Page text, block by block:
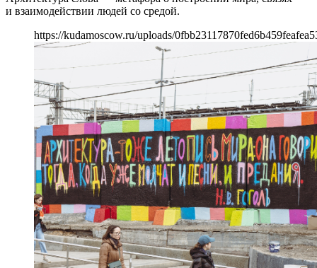
и взаимодействии людей со средой.
https://kudamoscow.ru/uploads/